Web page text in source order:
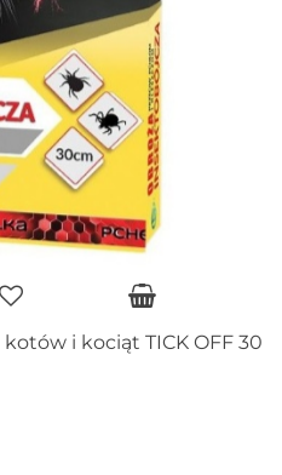
i kociąt TICK OFF 30